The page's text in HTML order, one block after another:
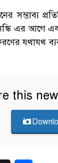
সম্ভাব্য
এর আগে
যথাযথ
this